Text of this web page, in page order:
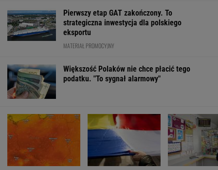
Pierwszy etap GAT zakończony. To
strategiczna inwestycja dla polskiego
eksportu
MATERIAŁ PROMOCYJNY
Większość Polaków nie chce płacić tego
podatku. "To sygnał alarmowy"